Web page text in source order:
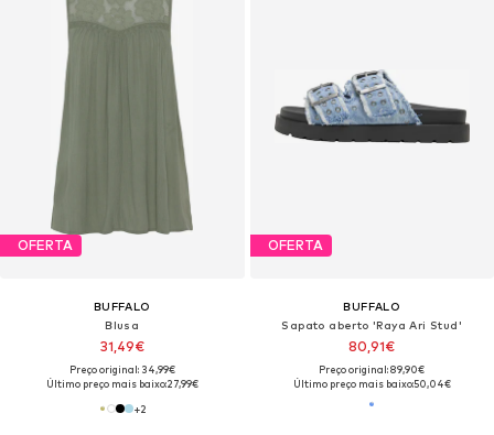
OFERTA
BUFFALO
Blusa
31,49€
Preço original: 34,99€
Último preço mais baixo:27,99€
+2
OFERTA
BUFFALO
Sapato aberto 'Raya Ari Stud'
80,91€
Preço original: 89,90€
Último preço mais baixo:50,04€